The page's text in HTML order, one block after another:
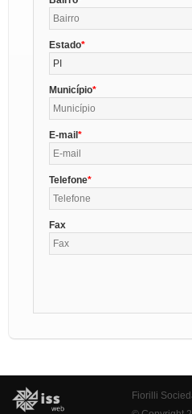
Estado
PI
Município
E-mail
Telefone
Fax
Fiorilli